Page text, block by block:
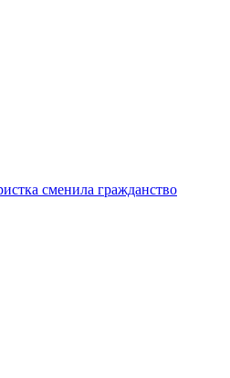
сменила гражданство